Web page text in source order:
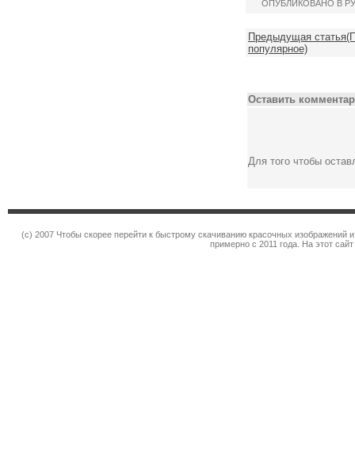
ОПУБЛИКОВАНО В
Предыдущая
популярное)
Оставить
Для того чтобы
(c) 2007 Чтобы скорее перейти к быстрому скачиванию красочных
примерно с 2011 года. На этот